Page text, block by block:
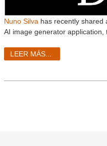
Nuno Silvahas recently shared
AI image generator
LEER MÁS...